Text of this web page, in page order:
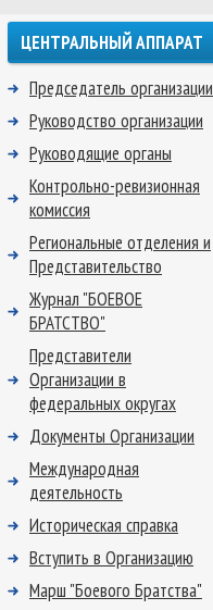
ЦЕНТРАЛЬНЫЙ АППАРАТ
Председатель организации
Руководство организации
Руководящие органы
Контрольно-ревизионная
комиссия
Региональные отделения и
Представительство
Журнал "БОЕВОЕ
БРАТСТВО"
Представители
Организации в
федеральных округах
Документы Организации
Международная
деятельность
Историческая справка
Вступить в Организацию
Марш "Боевого Братства"